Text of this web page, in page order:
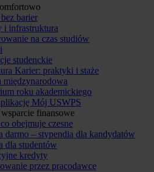
barier
i infrastruktura
na czas studiów
studenckie
Karier: praktyki i staże
międzynarodowa
roku akademickiego
Mój USWPS
finansowe
obejmuje czesne
darmo – stypendia dla kandydatów
dla studentów
kredyty
przez pracodawcę